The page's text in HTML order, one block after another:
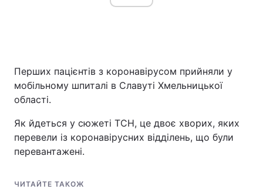
Головна Війна
Україна
Економіка Світ
Спорт
Техно і зв'язок
Перших пацієнтів з коронавірусом прийняли у
мобільному шпиталі в Славуті Хмельницької
області.
Як йдеться у сюжеті ТСН, це двоє хворих, яких
перевели із коронавірусних відділень, що були
перевантажені.
ЧИТАЙТЕ ТАКОЖ